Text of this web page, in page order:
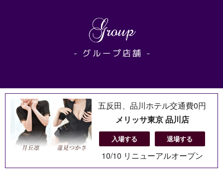
五反田、品川ホテル交通費0円
メリッサ東京 品川店
入場する 退場する
10/10 リニューアルオープン